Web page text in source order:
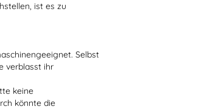
ist es zu
Selbst
verblasst ihr
keine
könnte die